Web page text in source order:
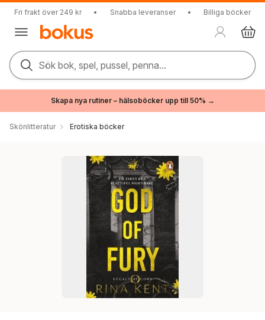
Fri frakt över 249 kr • Snabba leveranser • Billiga böcker
Sök bok, spel, pussel, penna...
Skapa nya rutiner – hälsoböcker upp till 50% →
Skönlitteratur Erotiska böcker